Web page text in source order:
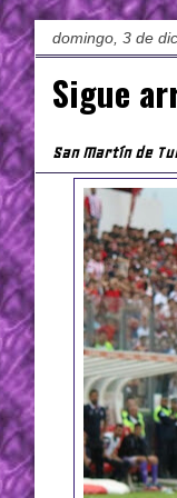
domingo, 3 de
Sigue
San Martín de